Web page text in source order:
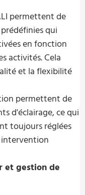
permettent de
qui
en fonction
activités. Cela
et la flexibilité
permettent de
d'éclairage, ce qui
toujours réglées
intervention
et gestion de